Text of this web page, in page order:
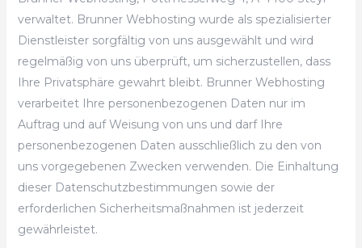
verwaltet. Brunner Webhosting wurde als spezialisierter
Dienstleister sorgfältig von uns ausgewählt und wird
regelmäßig von uns überprüft, um sicherzustellen, dass
Ihre Privatsphäre gewahrt bleibt. Brunner Webhosting
verarbeitet Ihre personenbezogenen Daten nur im
Auftrag und auf Weisung von uns und darf Ihre
personenbezogenen Daten ausschließlich zu den von
uns vorgegebenen Zwecken verwenden. Die Einhaltung
dieser Datenschutzbestimmungen sowie der
erforderlichen Sicherheitsmaßnahmen ist jederzeit
gewährleistet.